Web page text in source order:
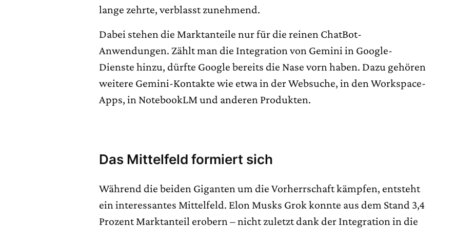
lange zehrte, verblasst zunehmend.
Dabei stehen die Marktanteile nur für die reinen ChatBot-
Anwendungen. Zählt man die Integration von Gemini in Google-
Dienste hinzu, dürfte Google bereits die Nase vorn haben. Dazu gehören
weitere Gemini-Kontakte wie etwa in der Websuche, in den Workspace-
Apps, in NotebookLM und anderen Produkten.
Das Mittelfeld formiert sich
Während die beiden Giganten um die Vorherrschaft kämpfen, entsteht
ein interessantes Mittelfeld. Elon Musks Grok konnte aus dem Stand 3,4
Prozent Marktanteil erobern – nicht zuletzt dank der Integration in die